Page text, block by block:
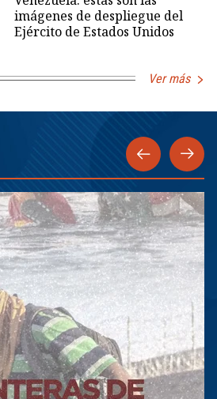
imágenes de despliegue del
Ejército de Estados Unidos
Ver más